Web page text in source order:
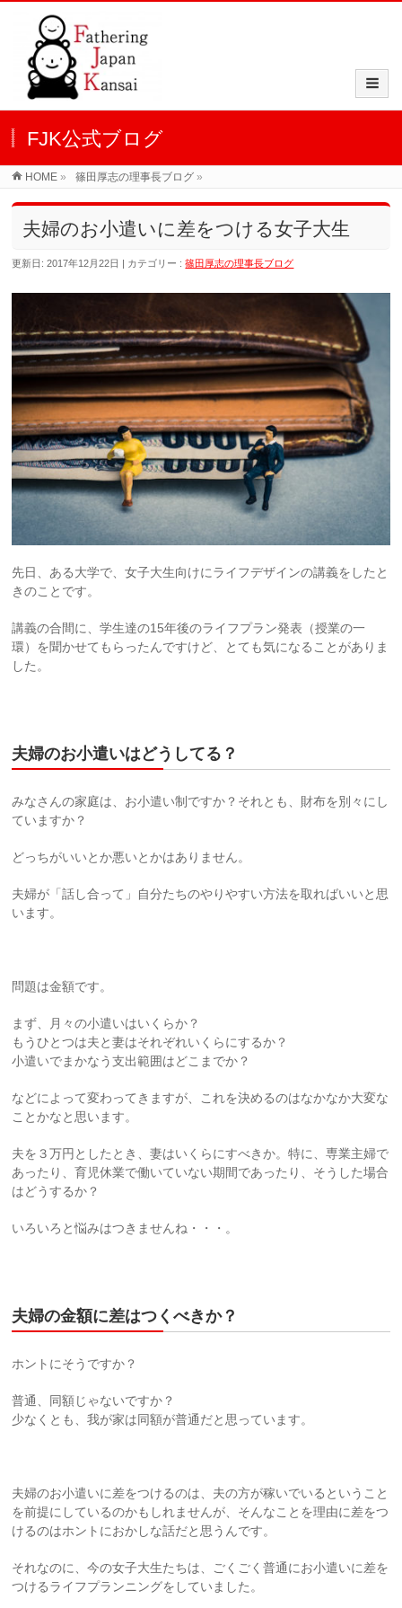
FJK公式ブログ
HOME » 篠田厚志の理事長ブログ »
夫婦のお小遣いに差をつける女子大生
更新日: 2017年12月22日 カテゴリー :篠田厚志の理事長ブログ
先日、ある大学で、女子大生向けにライフデザインの講義をしたと
きのことです。
講義の合間に、学生達の15年後のライフプラン発表（授業の一
環）を聞かせてもらったんですけど、とても気になることがありま
した。
夫婦のお小遣いはどうしてる？
みなさんの家庭は、お小遣い制ですか？それとも、財布を別々にし
ていますか？
どっちがいいとか悪いとかはありません。
夫婦が「話し合って」自分たちのやりやすい方法を取ればいいと思
います。
問題は金額です。
まず、月々の小遣いはいくらか？
もうひとつは夫と妻はそれぞれいくらにするか？
小遣いでまかなう支出範囲はどこまでか？
などによって変わってきますが、これを決めるのはなかなか大変な
ことかなと思います。
夫を３万円としたとき、妻はいくらにすべきか。特に、専業主婦で
あったり、育児休業で働いていない期間であったり、そうした場合
はどうするか？
いろいろと悩みはつきませんね・・・。
夫婦の金額に差はつくべきか？
ホントにそうですか？
普通、同額じゃないですか？
少なくとも、我が家は同額が普通だと思っています。
夫婦のお小遣いに差をつけるのは、夫の方が稼いでいるということ
を前提にしているのかもしれませんが、そんなことを理由に差をつ
けるのはホントにおかしな話だと思うんです。
それなのに、今の女子大生たちは、ごくごく普通にお小遣いに差を
つけるライフプランニングをしていました。